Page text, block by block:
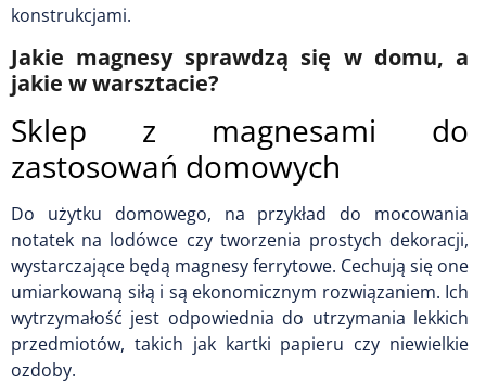
konstrukcjami.
Jakie magnesy sprawdzą się w domu, a
jakie w warsztacie?
Sklep z magnesami do
zastosowań domowych
Do użytku domowego, na przykład do mocowania
notatek na lodówce czy tworzenia prostych dekoracji,
wystarczające będą magnesy ferrytowe. Cechują się one
umiarkowaną siłą i są ekonomicznym rozwiązaniem. Ich
wytrzymałość jest odpowiednia do utrzymania lekkich
przedmiotów, takich jak kartki papieru czy niewielkie
ozdoby.